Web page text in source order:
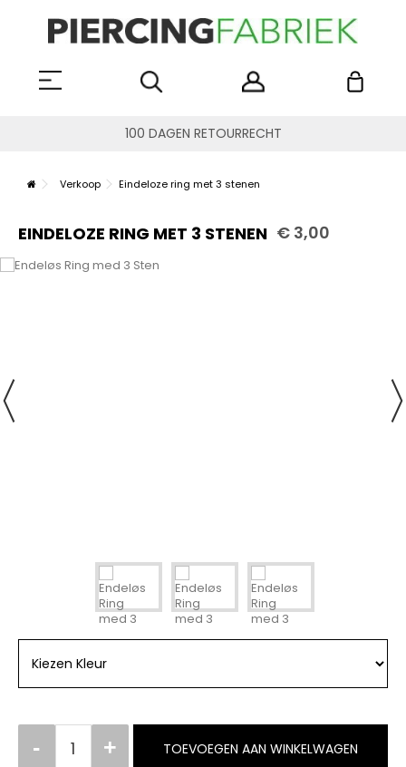
100 DAGEN RETOURRECHT
Verkoop Eindeloze ring met 3 stenen
EINDELOZE RING MET 3 STENEN € 3,00
TOEVOEGEN AAN WINKELWAGEN